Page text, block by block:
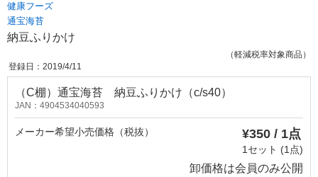
健康フーズ
通宝海苔
納豆ふりかけ
（軽減税率対象商品）
登録日：2019/4/11
（C棚）通宝海苔 納豆ふりかけ（c/s40）
JAN：4904534040593
メーカー希望小売価格（税抜） ¥350 / 1点
1セット (1点)
卸価格は会員のみ公開